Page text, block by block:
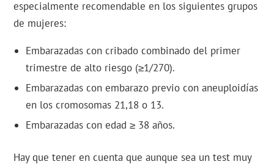
especialmente recomendable en los siguientes grupos
de mujeres:
Embarazadas con cribado combinado del primer
trimestre de alto riesgo (≥1/270).
Embarazadas con embarazo previo con aneuploidías
en los cromosomas 21,18 o 13.
Embarazadas con edad ≥ 38 años.
Hay que tener en cuenta que aunque sea un test muy